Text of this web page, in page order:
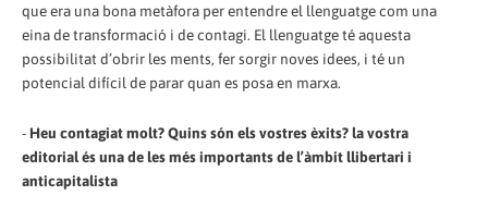
que era una bona metàfora per entendre el llenguatge com una
eina de transformació i de contagi. El llenguatge té aquesta
possibilitat d’obrir les ments, fer sorgir noves idees, i té un
potencial difícil de parar quan es posa en marxa.
- Heu contagiat molt? Quins són els vostres èxits? la vostra
editorial és una de les més importants de l’àmbit llibertari i
anticapitalista